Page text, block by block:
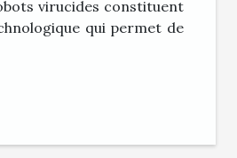
virucides constituent
qui permet de